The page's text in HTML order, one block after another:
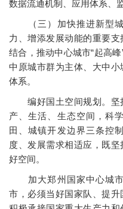
数据流通机制、应用体系、
（三）加快推进新型城
力、增添发展动能的重要
结合，推动中心城市“起高
中原城市群为主体、大中
体系。
编好国土空间规划。坚
产、生活、生态空间，科
田、城镇开发边界三条控
度、发展需求相适应，既
好空间。
加大郑州国家中心城市
市，必须当好国家队、提